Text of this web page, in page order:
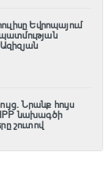
Եվրոպայում
պատմության
Նրանք հույս
նախագծի
շուտով